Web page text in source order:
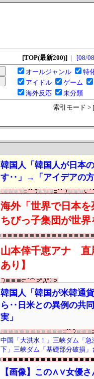
[TOP(最新200)] | [08/
オールジャンル
特
アイドル
ゲーム
海外反応
未分類
索引モード >
韓国人「韓国人が日本
す‥」→「アイデアの方
海外「世界で日本
ちびっ子集団が世
山本倖千恵アナ 直
あり】
韓国人「韓国が米韓通
ら‥日米との異例の共
実」
中国「大洪水！」三峡ダム「
下」三峡ダム「基礎部分破損
【画像】この∧∨女優